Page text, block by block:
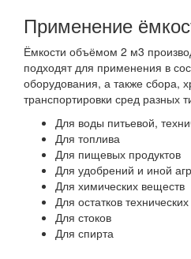
Применение
Ёмкости объёмом 2 м3
подходят для применения в
оборудования, а также сбора,
транспортировки сред разных
Для воды питьевой,
Для топлива
Для пищевых продуктов
Для удобрений и иной
Для химических веществ
Для остатков
Для стоков
Для спирта